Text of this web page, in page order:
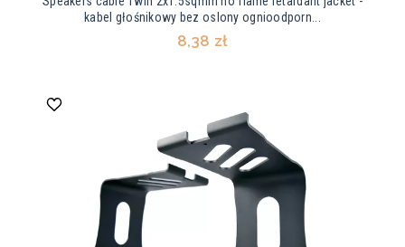
kabel głośnikowy bez oslony ognioodporn...
8,38 zł